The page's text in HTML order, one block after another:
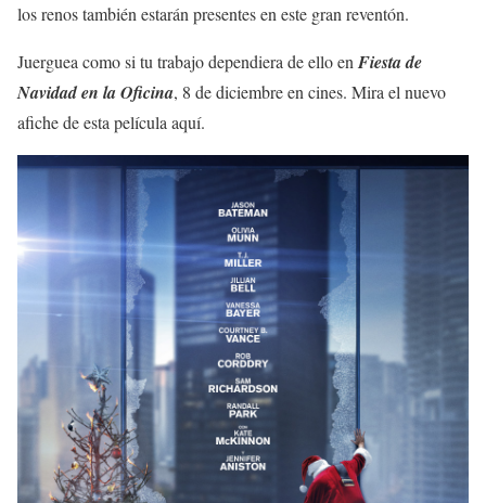
los renos también estarán presentes en este gran reventón.
Juerguea como si tu trabajo dependiera de ello en Fiesta de
Navidad en la Oficina, 8 de diciembre en cines. Mira el nuevo
afiche de esta película aquí.